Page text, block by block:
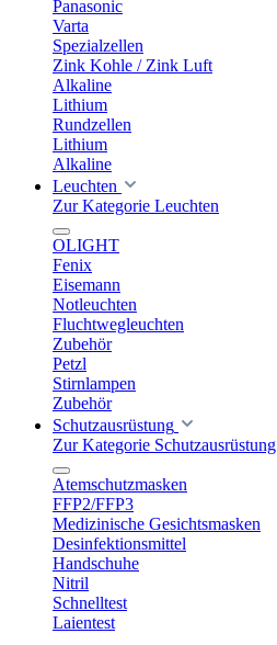
Panasonic
Varta
Spezialzellen
Zink Kohle / Zink Luft
Alkaline
Lithium
Rundzellen
Lithium
Alkaline
Leuchten
Zur Kategorie Leuchten
OLIGHT
Fenix
Eisemann
Notleuchten
Fluchtwegleuchten
Zubehör
Petzl
Stirnlampen
Zubehör
Schutzausrüstung
Zur Kategorie Schutzausrüstung
Atemschutzmasken
FFP2/FFP3
Medizinische Gesichtsmasken
Desinfektionsmittel
Handschuhe
Nitril
Schnelltest
Laientest